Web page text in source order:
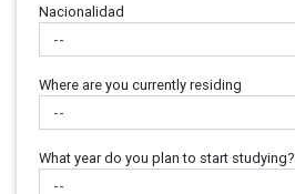
Nacionalidad
Where are you currently residing
What year do you plan to start studying?